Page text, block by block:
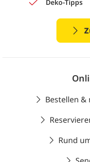
Deko-Tipps
Bestellen &
Rund